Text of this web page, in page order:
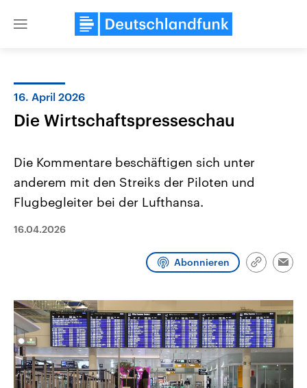
Close
Bundesland von einer Koalition aus
CDU, SPD und FDP regiert.-
Umfragen, Prognosen,
Wahlprogramme, aktuelle Berichte
und Hintergründe zu den Parteien
und Kandidaten der anstehenden
Wahl.
Aktuelle Beiträge,
Hintergründe
Wirtschaftlich und
mit großem Einfluss auf
aktuelle Weltgeschehen.
Sendungen Programm Podcasts
Audio-Archiv
16. April 2026
Die Wirtschaftspresseschau
Die Kommentare beschäftigen sich unter
anderem mit den Streiks der Piloten und
Flugbegleiter bei der Lufthansa.
16.04.2026
Abonnieren
Link